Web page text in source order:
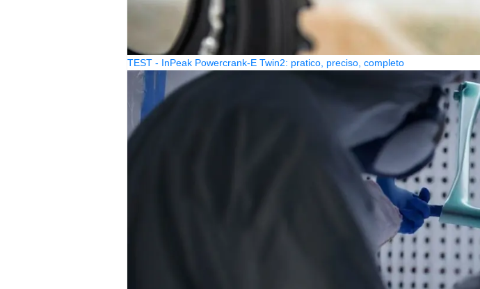
TEST - InPeak Powercrank-E Twin2: pratico, preciso, completo